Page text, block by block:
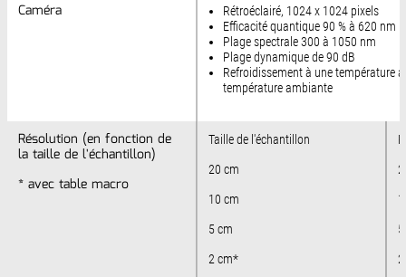
Caméra
Résolution (en fonction de
la taille de l'échantillon)
* avec table macro
Caméra
Rétroéclairé, 1024 x 1024 pixels
Efficacité quantique 90 % à 620 nm
Plage spectrale 300 à 1050 nm
Plage dynamique de 90 dB
Refroidissement à une température
température ambiante
Résolution (en fonction de
la taille de l'échantillon)
* avec table macro
Taille de l'échantillon
20 cm
10 cm
5 cm
2 cm*